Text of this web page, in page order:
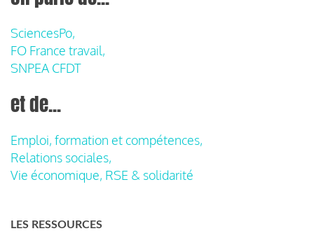
SciencesPo,
FO France travail,
SNPEA CFDT
et de...
Emploi, formation et compétences,
Relations sociales,
Vie économique, RSE & solidarité
LES RESSOURCES